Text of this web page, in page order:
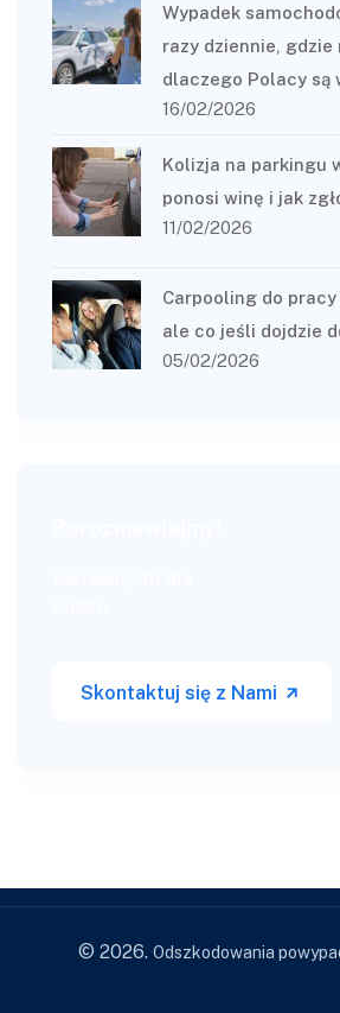
Wypadek
razy dziennie, gdzie
dlaczego Polacy są
16/02/2026
Kolizja na parkingu
ponosi winę i jak
11/02/2026
Carpooling do pracy
ale co jeśli dojdzie
05/02/2026
Skontaktuj się z Nami
© 2026. Odszkodowania